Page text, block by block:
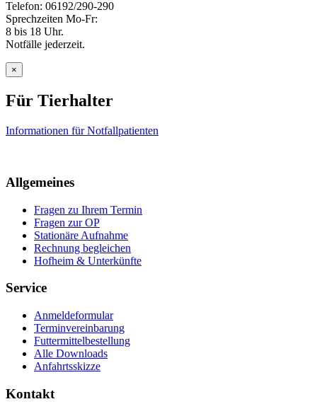
Telefon: 06192/290-290
Sprechzeiten Mo-Fr:
8 bis 18 Uhr.
Notfälle jederzeit.
×
Für Tierhalter
Informationen für Notfallpatienten
Allgemeines
Fragen zu Ihrem Termin
Fragen zur OP
Stationäre Aufnahme
Rechnung begleichen
Hofheim & Unterkünfte
Service
Anmeldeformular
Terminvereinbarung
Futtermittelbestellung
Alle Downloads
Anfahrtsskizze
Kontakt